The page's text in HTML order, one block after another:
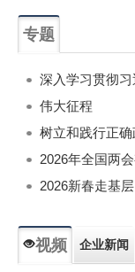
专题
深入学习贯彻
伟大征程
树立和践行正
2026年全国两
2026新春走基层
视频 企业新闻